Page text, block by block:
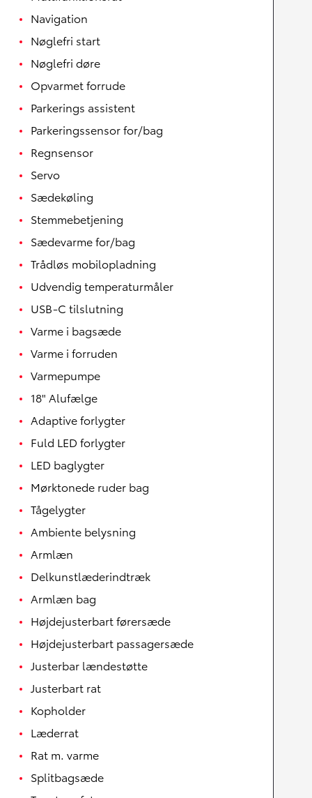
Navigation
Nøglefri start
Nøglefri døre
Opvarmet forrude
Parkerings assistent
Parkeringssensor for/bag
Regnsensor
Servo
Sædekøling
Stemmebetjening
Sædevarme for/bag
Trådløs mobilopladning
Udvendig temperaturmåler
USB-C tilslutning
Varme i bagsæde
Varme i forruden
Varmepumpe
18" Alufælge
Adaptive forlygter
Fuld LED forlygter
LED baglygter
Mørktonede ruder bag
Tågelygter
Ambiente belysning
Armlæn
Delkunstlæderindtræk
Armlæn bag
Højdejusterbart førersæde
Højdejusterbart passagersæde
Justerbar lændestøtte
Justerbart rat
Kopholder
Læderrat
Rat m. varme
Splitbagsæde